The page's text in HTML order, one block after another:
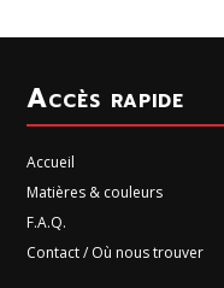
Accès rapide
Accueil
Matières & couleurs
F.A.Q.
Contact / Où nous trouver